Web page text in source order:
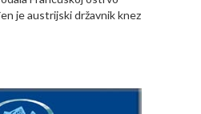
je austrijski državnik knez